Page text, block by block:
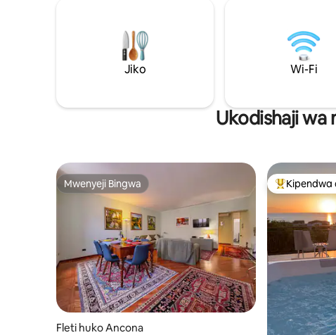
duka la kuogea, bideti na choo Chumba
chenye mwonekano. Tuko katika eneo
lenye vifaa vya kutosha zaidi katikati ya
mji lenye baa, mikahawa, maduka,
matembezi
ukaaji wako
huko Ancona!
Jiko Wi-Fi
Ukodishaji wa
Mwenyeji Bingwa
Mwenyeji Bingwa
Fleti huko Ancona
Kipendwa
Kipendwa